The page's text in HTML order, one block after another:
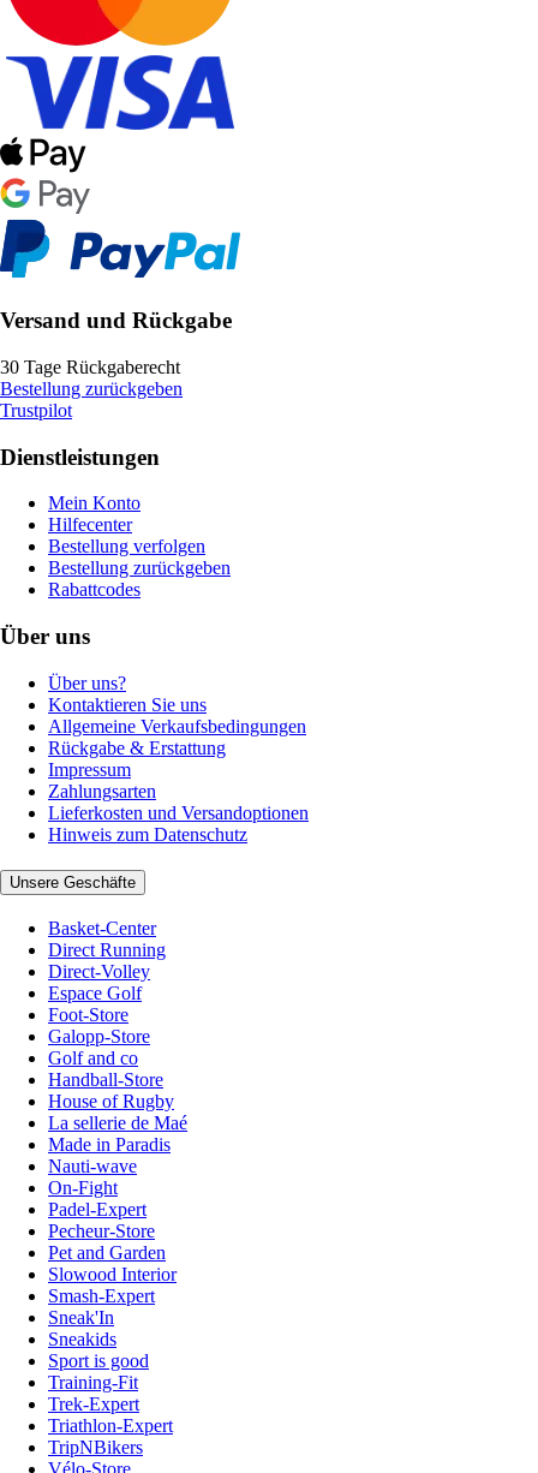
Versand und Rückgabe
30 Tage Rückgaberecht
Bestellung zurückgeben
Trustpilot
Dienstleistungen
Mein Konto
Hilfecenter
Bestellung verfolgen
Bestellung zurückgeben
Rabattcodes
Über uns
Über uns?
Kontaktieren Sie uns
Allgemeine Verkaufsbedingungen
Rückgabe & Erstattung
Impressum
Zahlungsarten
Lieferkosten und Versandoptionen
Hinweis zum Datenschutz
Unsere Geschäfte
Basket-Center
Direct Running
Direct-Volley
Espace Golf
Foot-Store
Galopp-Store
Golf and co
Handball-Store
House of Rugby
La sellerie de Maé
Made in Paradis
Nauti-wave
On-Fight
Padel-Expert
Pecheur-Store
Pet and Garden
Slowood Interior
Smash-Expert
Sneak'In
Sneakids
Sport is good
Training-Fit
Trek-Expert
Triathlon-Expert
TripNBikers